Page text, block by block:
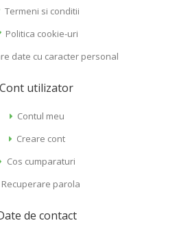
Termeni si conditii
Politica cookie-uri
date cu caracter personal
Cont utilizator
Contul meu
Creare cont
Cos cumparaturi
Recuperare parola
de contact